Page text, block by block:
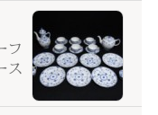
フ
ス